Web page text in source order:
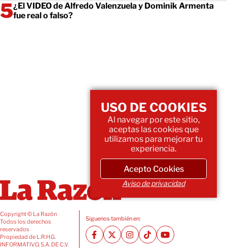
¿El VIDEO de Alfredo Valenzuela y Dominik Armenta
fue real o falso?
Copyright © La Razón
Todos los derechos
reservados
Propiedad de L.R.H.G.
INFORMATIVO, S.A. DE C.V.
Siguenos también en:
USO DE COOKIES
Al navegar por este sitio,
aceptas las cookies que
utilizamos para mejorar tu
experiencia.
Acepto Cookies
Aviso de privacidad